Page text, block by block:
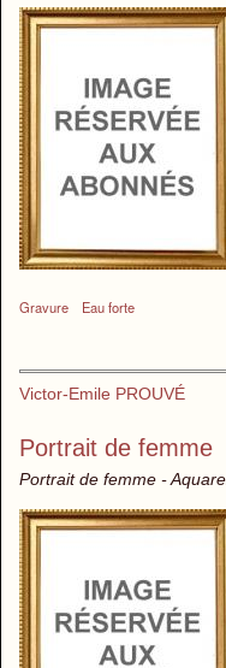
Gravure Eau forte
Victor-Emile PROUVÉ
Portrait de femme
Portrait de femme -